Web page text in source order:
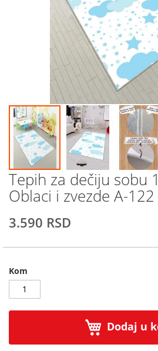
Skip
to
the
of
images
Tepih za dečiju sobu
Oblaci i zvezde A-122
3.590 RSD
Kom
Dodaj u